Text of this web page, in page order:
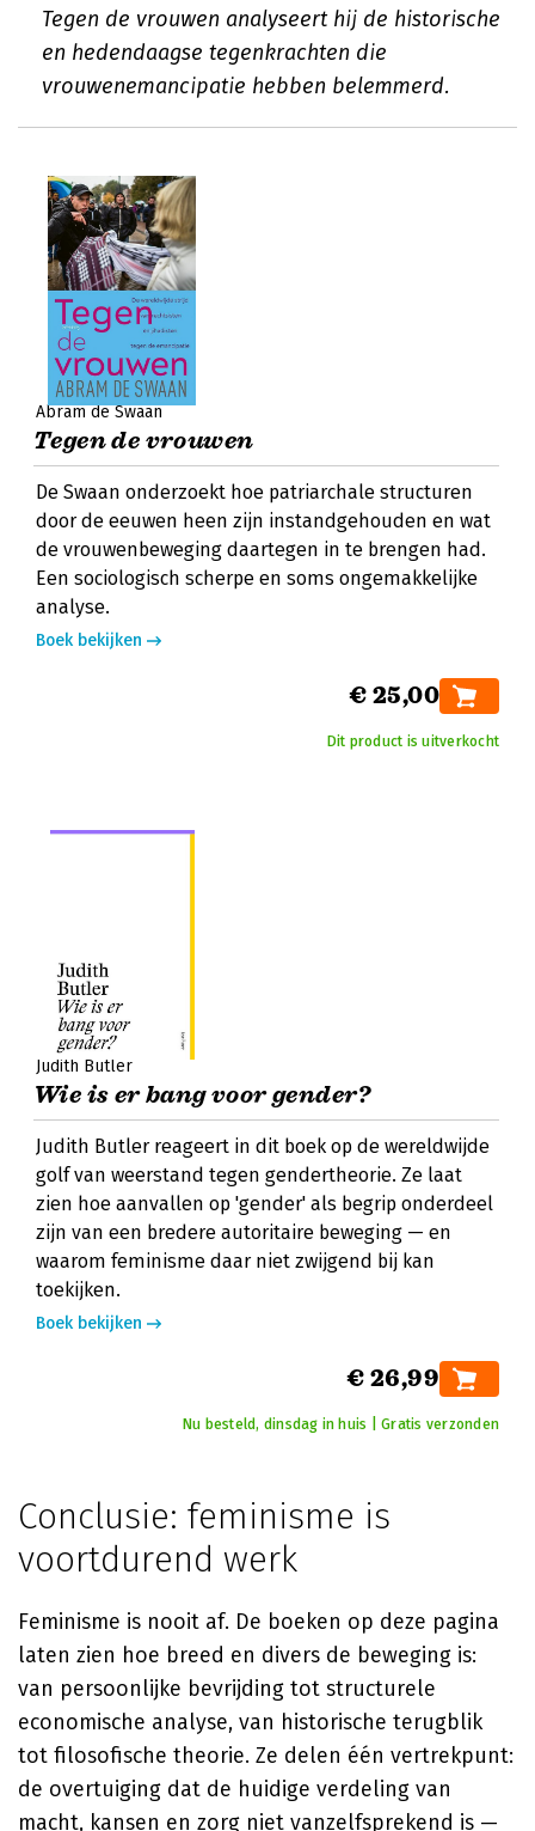
Tegen de vrouwen analyseert hij de historische
en hedendaagse tegenkrachten die
vrouwenemancipatie hebben belemmerd.
Abram de Swaan
Tegen de vrouwen
De Swaan onderzoekt hoe patriarchale structuren
door de eeuwen heen zijn instandgehouden en wat
de vrouwenbeweging daartegen in te brengen had.
Een sociologisch scherpe en soms ongemakkelijke
analyse.
Boek bekijken
€ 25,00
Dit product is uitverkocht
Judith Butler
Wie is er bang voor gender?
Judith Butler reageert in dit boek op de wereldwijde
golf van weerstand tegen gendertheorie. Ze laat
zien hoe aanvallen op 'gender' als begrip onderdeel
zijn van een bredere autoritaire beweging — en
waarom feminisme daar niet zwijgend bij kan
toekijken.
Boek bekijken
€ 26,99
Nu besteld, dinsdag in huis | Gratis verzonden
Conclusie: feminisme is
voortdurend werk
Feminisme is nooit af. De boeken op deze pagina
laten zien hoe breed en divers de beweging is:
van persoonlijke bevrijding tot structurele
economische analyse, van historische terugblik
tot filosofische theorie. Ze delen één vertrekpunt:
de overtuiging dat de huidige verdeling van
macht, kansen en zorg niet vanzelfsprekend is —